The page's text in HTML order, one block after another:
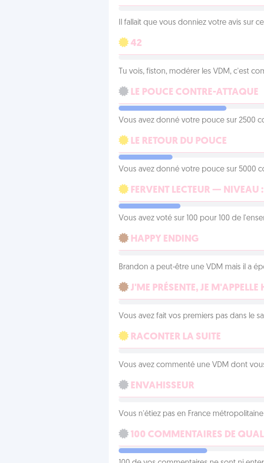
Il fallait que vous donniez votre avis sur
42
Tu vois, fiston, modérer les VDM, c'est
LE POUCE CONTRE-ATTAQUE
Vous avez donné votre pouce sur 2500
LE RETOUR DU POUCE
Vous avez donné votre pouce sur 5000
FERVENT LECTEUR — NIVEAU
Vous avez voté sur 100 pour 100 de
HAPPY ENDING
Brandon a peut-être une VDM mais il a
J'ME PRÉSENTE, JE M'APPELLE
Vous avez fait vos premiers pas dans le
RACONTER LA SUITE
Vous avez commenté une VDM dont
ENVAHISSEUR
Vous n'étiez pas en France
100 COMMENTAIRES DE